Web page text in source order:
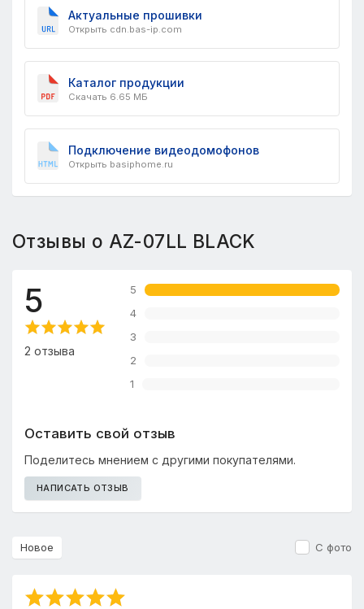
Актуальные прошивки
Открыть cdn.bas-ip.com
Каталог продукции
Скачать 6.65 МБ
Подключение видеодомофонов
Открыть basiphome.ru
Отзывы о AZ-07LL BLACK
5
2 отзыва
5
4
3
2
1
Оставить свой отзыв
Поделитесь мнением с другими покупателями.
НАПИСАТЬ ОТЗЫВ
Новое С фото